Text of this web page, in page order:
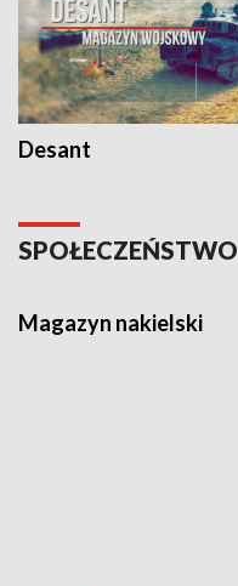
Desant
SPOŁECZEŃSTWO
Magazyn nakielski